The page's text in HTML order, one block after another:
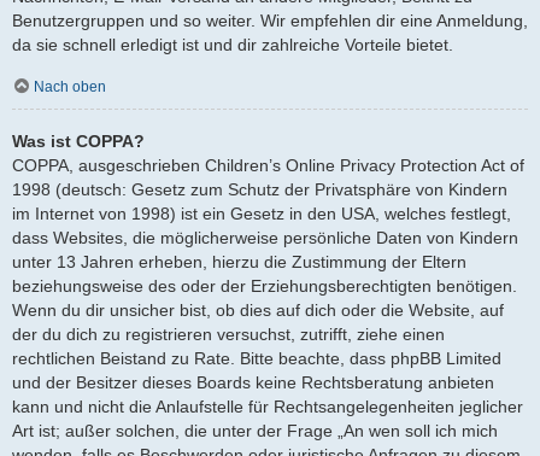
Benutzergruppen und so weiter. Wir empfehlen dir eine Anmeldung,
da sie schnell erledigt ist und dir zahlreiche Vorteile bietet.
Nach oben
Was ist COPPA?
COPPA, ausgeschrieben Children’s Online Privacy Protection Act of
1998 (deutsch: Gesetz zum Schutz der Privatsphäre von Kindern
im Internet von 1998) ist ein Gesetz in den USA, welches festlegt,
dass Websites, die möglicherweise persönliche Daten von Kindern
unter 13 Jahren erheben, hierzu die Zustimmung der Eltern
beziehungsweise des oder der Erziehungsberechtigten benötigen.
Wenn du dir unsicher bist, ob dies auf dich oder die Website, auf
der du dich zu registrieren versuchst, zutrifft, ziehe einen
rechtlichen Beistand zu Rate. Bitte beachte, dass phpBB Limited
und der Besitzer dieses Boards keine Rechtsberatung anbieten
kann und nicht die Anlaufstelle für Rechtsangelegenheiten jeglicher
Art ist; außer solchen, die unter der Frage „An wen soll ich mich